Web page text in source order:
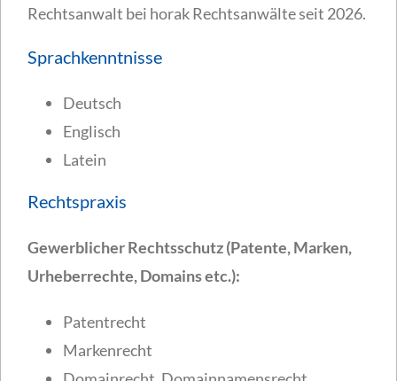
Rechtsanwalt bei horak Rechtsanwälte seit 2026.
Sprachkenntnisse
Deutsch
Englisch
Latein
Rechtspraxis
Gewerblicher Rechtsschutz (Patente, Marken,
Urheberrechte, Domains etc.):
Patentrecht
Markenrecht